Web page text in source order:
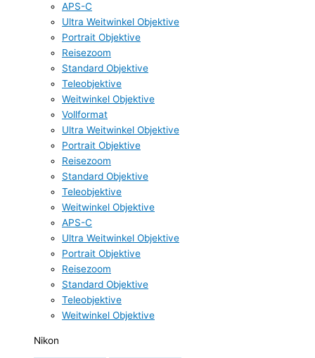
APS-C
Ultra Weitwinkel Objektive
Portrait Objektive
Reisezoom
Standard Objektive
Teleobjektive
Weitwinkel Objektive
Vollformat
Ultra Weitwinkel Objektive
Portrait Objektive
Reisezoom
Standard Objektive
Teleobjektive
Weitwinkel Objektive
APS-C
Ultra Weitwinkel Objektive
Portrait Objektive
Reisezoom
Standard Objektive
Teleobjektive
Weitwinkel Objektive
Nikon